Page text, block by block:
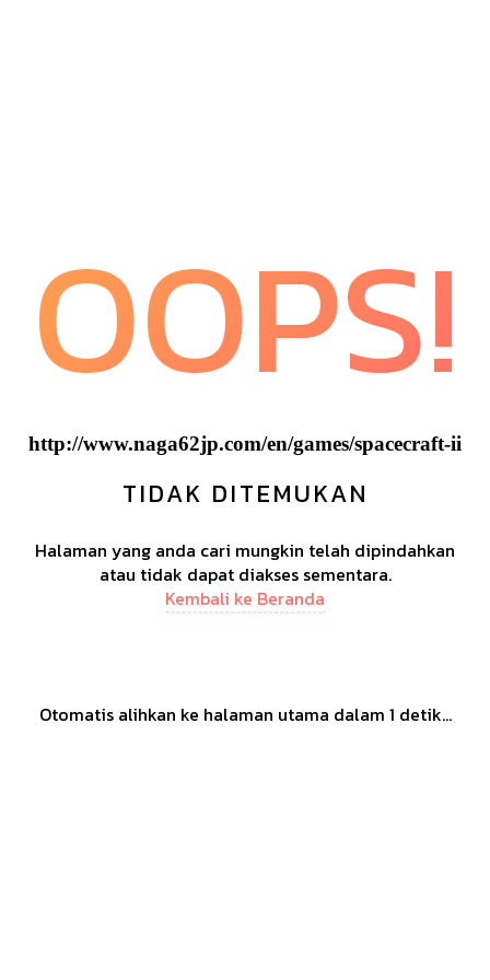
OOPS!
http://www.naga62jp.com/en/games/spacecraft-ii
TIDAK DITEMUKAN
Halaman yang anda cari mungkin telah dipindahkan
atau tidak dapat diakses sementara.
Kembali ke Beranda
Otomatis alihkan ke halaman utama dalam 1 detik...